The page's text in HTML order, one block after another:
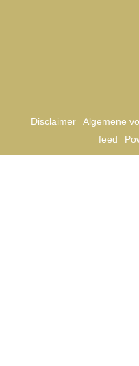
Disclaimer Algemene
feed